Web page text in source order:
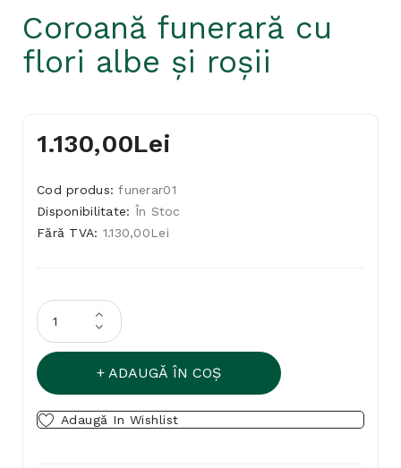
Coroană funerară cu
flori albe și roșii
1.130,00Lei
Cod produs:funerar01
Disponibilitate: În Stoc
Fără TVA: 1.130,00Lei
ADAUGĂ ÎN COŞ
Adaugă In Wishlist